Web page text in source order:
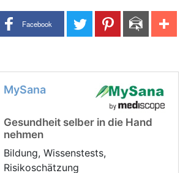
Share buttons
Facebook
MySana
Gesundheit selber in die Hand
nehmen
Bildung, Wissenstests,
Risikoschätzung